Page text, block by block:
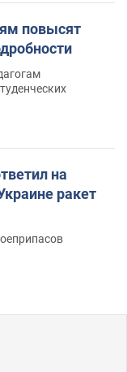
повысят
на
ракет